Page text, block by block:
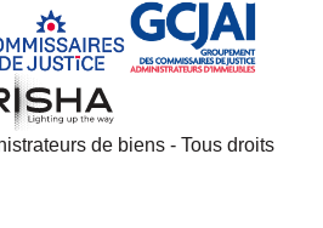
de biens - Tous droits